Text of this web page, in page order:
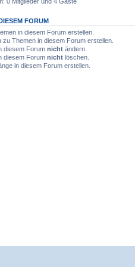
FORUM
in diesem Forum erstellen.
zu Themen in diesem Forum erstellen.
diesem Forum nicht ändern.
diesem Forum nicht löschen.
in diesem Forum erstellen.